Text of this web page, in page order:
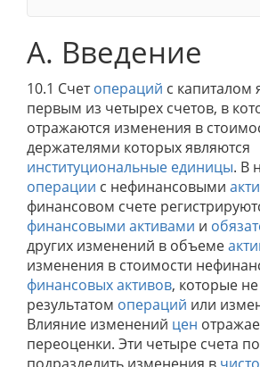
A. Введение
10.1 Счетопераций с капиталом
первым из четырех счетов, в
отражаются изменения в
держателями которых являются
институциональные единицы. В
операции с нефинансовыми
финансовом счете
финансовыми активами и
других изменений в объеме
изменения в стоимости
финансовых активов, которые
результатом операций или
Влияние изменений цен
переоценки. Эти четыре счета